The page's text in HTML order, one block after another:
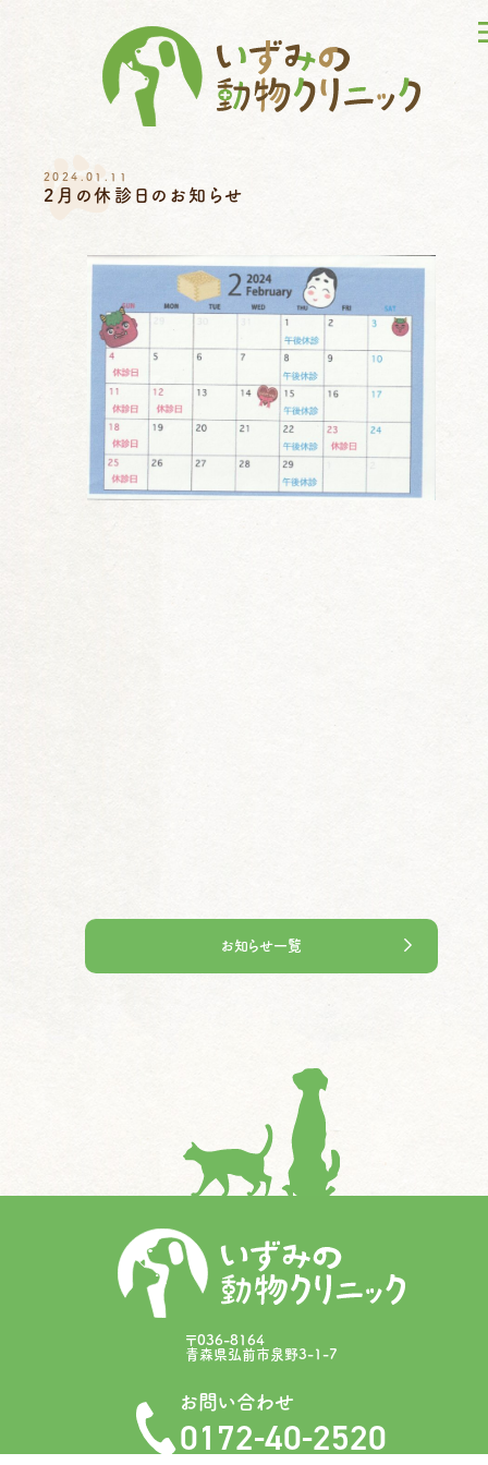
2024.01.11
2月の休診日のお知らせ
お知らせ一覧
〒036-8164
青森県弘前市泉野3-1-7
お問い合わせ
0172-40-2520